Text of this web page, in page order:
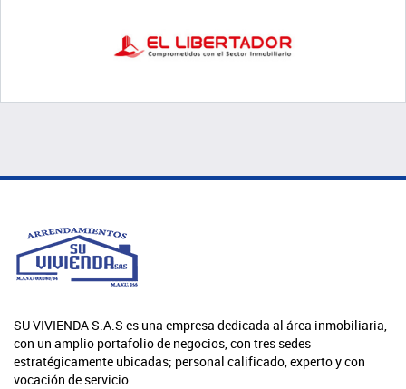
SU VIVIENDA S.A.S es una empresa dedicada al área inmobiliaria,
con un amplio portafolio de negocios, con tres sedes
estratégicamente ubicadas; personal calificado, experto y con
vocación de servicio.